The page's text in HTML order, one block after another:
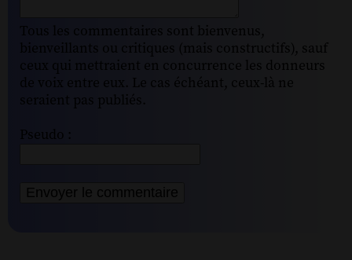
Tous les commentaires sont bienvenus,
bienveillants ou critiques (mais constructifs), sauf
ceux qui mettraient en concurrence les donneurs
de voix entre eux. Le cas échéant, ceux-là ne
seraient pas publiés.
Pseudo :